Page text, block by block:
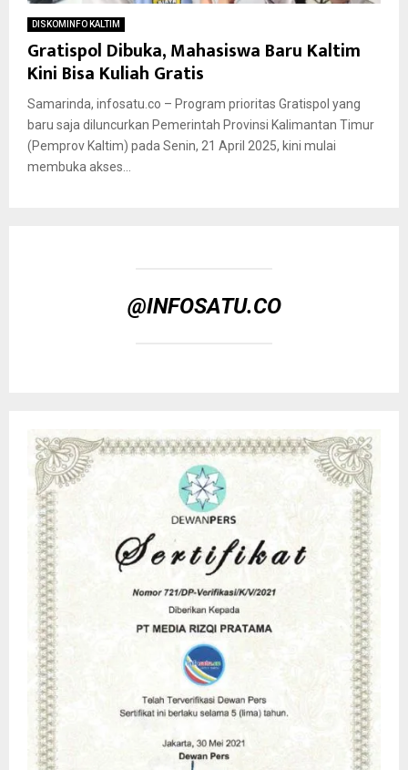
DISKOMINFO KALTIM
Gratispol Dibuka, Mahasiswa Baru Kaltim
Kini Bisa Kuliah Gratis
Samarinda, infosatu.co – Program prioritas Gratispol yang
baru saja diluncurkan Pemerintah Provinsi Kalimantan Timur
(Pemprov Kaltim) pada Senin, 21 April 2025, kini mulai
membuka akses...
@INFOSATU.CO